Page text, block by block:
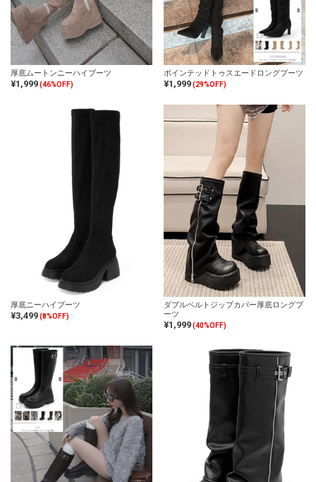
厚底ムートンニーハイブーツ
¥1,999(46%OFF)
ポインテッドトゥスエードロングブーツ
¥1,999(29%OFF)
厚底ニーハイブーツ
¥3,499(8%OFF)
ダブルベルトジップカバー厚底ロングブ
ーツ
¥1,999(40%OFF)